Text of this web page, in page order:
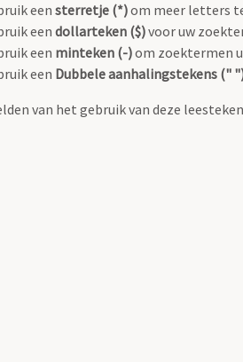
eensterretje (*)om meer letters
eendollarteken ($)voor uw
een minteken (-)om zoektermen
een Dubbele aanhalingstekens ("
van het gebruik van deze